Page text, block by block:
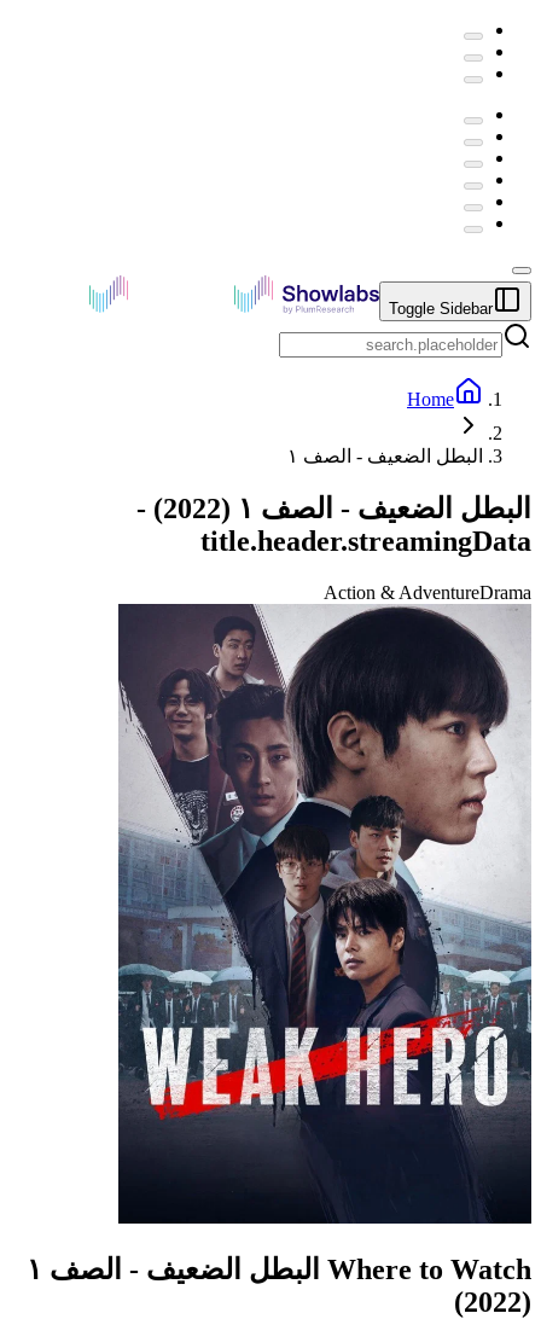
Toggle Sidebar
Home
البطل الضعيف - الصف ١
البطل الضعيف - الصف ١ (
2022
) -
title.header.streamingData
Action & AdventureDrama
Where to Watch البطل الضعيف - الصف ١
(
2022
)